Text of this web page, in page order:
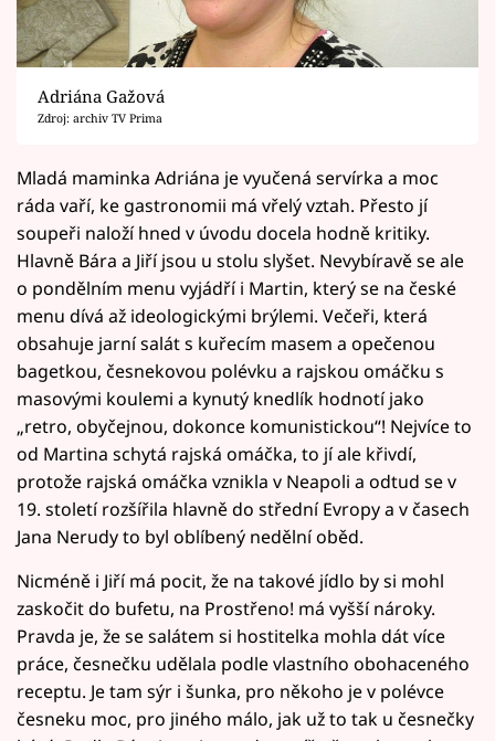
Adriána Gažová
Zdroj: archiv TV Prima
Mladá maminka Adriána je vyučená servírka a moc
ráda vaří, ke gastronomii má vřelý vztah. Přesto jí
soupeři naloží hned v úvodu docela hodně kritiky.
Hlavně Bára a Jiří jsou u stolu slyšet. Nevybíravě se ale
o pondělním menu vyjádří i Martin, který se na české
menu dívá až ideologickými brýlemi. Večeři, která
obsahuje jarní salát s kuřecím masem a opečenou
bagetkou, česnekovou polévku a rajskou omáčku s
masovými koulemi a kynutý knedlík hodnotí jako
„retro, obyčejnou, dokonce komunistickou“! Nejvíce to
od Martina schytá rajská omáčka, to jí ale křivdí,
protože rajská omáčka vznikla v Neapoli a odtud se v
19. století rozšířila hlavně do střední Evropy a v časech
Jana Nerudy to byl oblíbený nedělní oběd.
Nicméně i Jiří má pocit, že na takové jídlo by si mohl
zaskočit do bufetu, na Prostřeno! má vyšší nároky.
Pravda je, že se salátem si hostitelka mohla dát více
práce, česnečku udělala podle vlastního obohaceného
receptu. Je tam sýr i šunka, pro někoho je v polévce
česneku moc, pro jiného málo, jak už to tak u česnečky